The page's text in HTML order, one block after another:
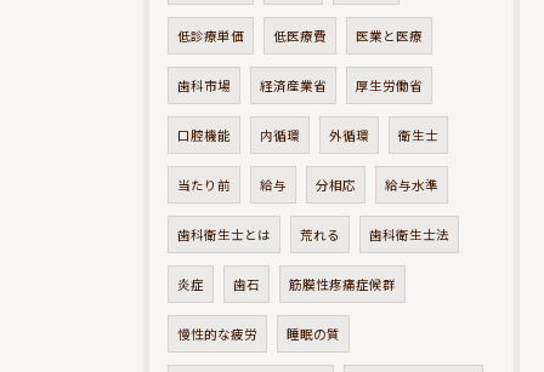
低診療単価 低医療費 医業と医療
歯科市場 経済産業省 厚生労働省
口腔機能 内循環 外循環 衛生士
当たり前 給与 分相応 給与水準
歯科衛生士とは 荒れる 歯科衛生士法
炎症 歯石 筋膜性疼痛症候群
慢性的な疲労 睡眠の質